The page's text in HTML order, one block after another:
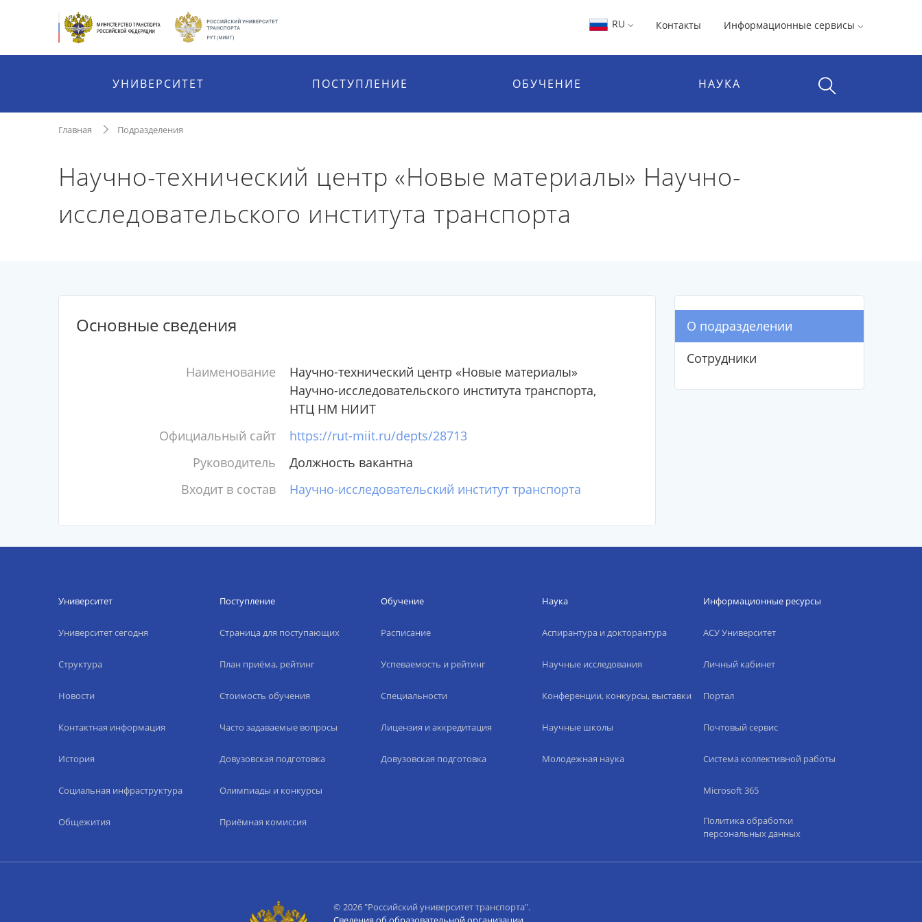
RU Контакты Информационные сервисы
УНИВЕРСИТЕТ ПОСТУПЛЕНИЕ ОБУЧЕНИЕ НАУКА
Главная Подразделения
Научно-технический центр «Новые материалы» Научно-
исследовательского института транспорта
Основные сведения
Наименование
Научно-технический центр «Новые материалы»
Научно-исследовательского института транспорта,
НТЦ НМ НИИТ
Официальный сайт
https://rut-miit.ru/depts/28713
Руководитель
Должность вакантна
Входит в состав
Научно-исследовательский институт транспорта
О подразделении
Сотрудники
Университет
Университет сегодня
Структура
Новости
Контактная информация
История
Социальная инфраструктура
Общежития
Поступление
Страница для поступающих
План приёма, рейтинг
Стоимость обучения
Часто задаваемые вопросы
Довузовская подготовка
Олимпиады и конкурсы
Приёмная комиссия
Обучение
Расписание
Успеваемость и рейтинг
Специальности
Лицензия и аккредитация
Довузовская подготовка
Наука
Аспирантура и докторантура
Научные исследования
Конференции, конкурсы, выставки
Научные школы
Молодежная наука
Информационные ресурсы
АСУ Университет
Личный кабинет
Портал
Почтовый сервис
Система коллективной работы
Microsoft 365
Политика обработки
персональных данных
© 2026 "Российский университет транспорта".